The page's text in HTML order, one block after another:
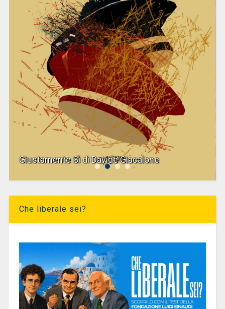
Giustamente Sì di Davide Giacalone
Che liberale sei?